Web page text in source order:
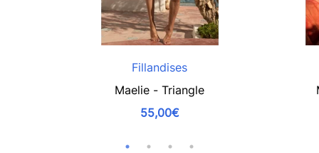
Fillandises
Maelie - Triangle
55,00€